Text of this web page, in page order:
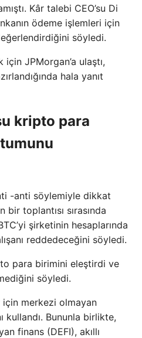
Kâr talebi CEO’su Di
ödeme işlemleri için
söyledi.
JPMorgan’a ulaştı,
hala yanıt
kripto para
-anti söylemiyle dikkat
bir toplantısı sırasında
şirketinin hesaplarında
reddedeceğini söyledi.
para birimini eleştirdi ve
söyledi.
için merkezi olmayan
kullandı. Bununla birlikte,
finans (DEFI), akıllı